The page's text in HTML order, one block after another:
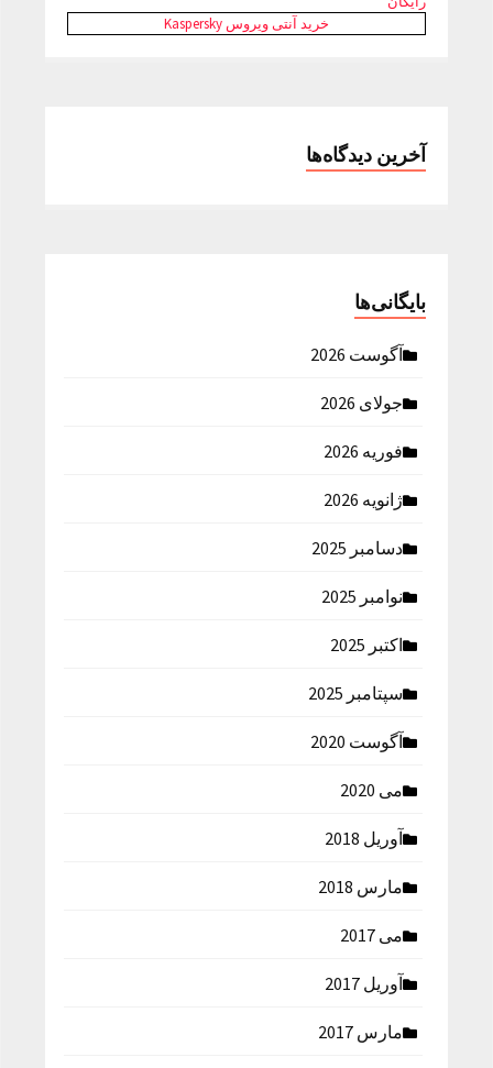
خرید آنتی ویروس Kaspersky
آخرین دیدگاه‌ها
بایگانی‌ها
آگوست 2026
جولای 2026
فوریه 2026
ژانویه 2026
دسامبر 2025
نوامبر 2025
اکتبر 2025
سپتامبر 2025
آگوست 2020
می 2020
آوریل 2018
مارس 2018
می 2017
آوریل 2017
مارس 2017